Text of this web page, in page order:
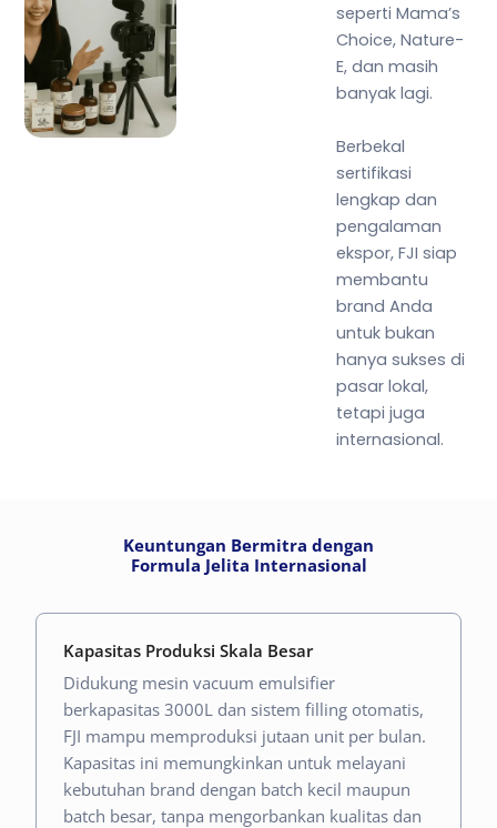
seperti Mama’s
Choice, Nature-
E, dan masih
banyak lagi.
Berbekal
sertifikasi
lengkap dan
pengalaman
ekspor, FJI siap
membantu
brand Anda
untuk bukan
hanya sukses di
pasar lokal,
tetapi juga
internasional.
Keuntungan Bermitra dengan
Formula Jelita Internasional
Kapasitas Produksi Skala Besar
Didukung mesin vacuum emulsifier
berkapasitas 3000L dan sistem filling otomatis,
FJI mampu memproduksi jutaan unit per bulan.
Kapasitas ini memungkinkan untuk melayani
kebutuhan brand dengan batch kecil maupun
batch besar, tanpa mengorbankan kualitas dan